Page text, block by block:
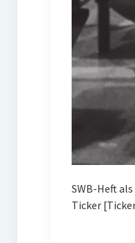
SWB-Heft
Ticker